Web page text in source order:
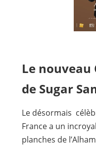
Le nouveau
de Sugar
Le désormais
France a un
planches de